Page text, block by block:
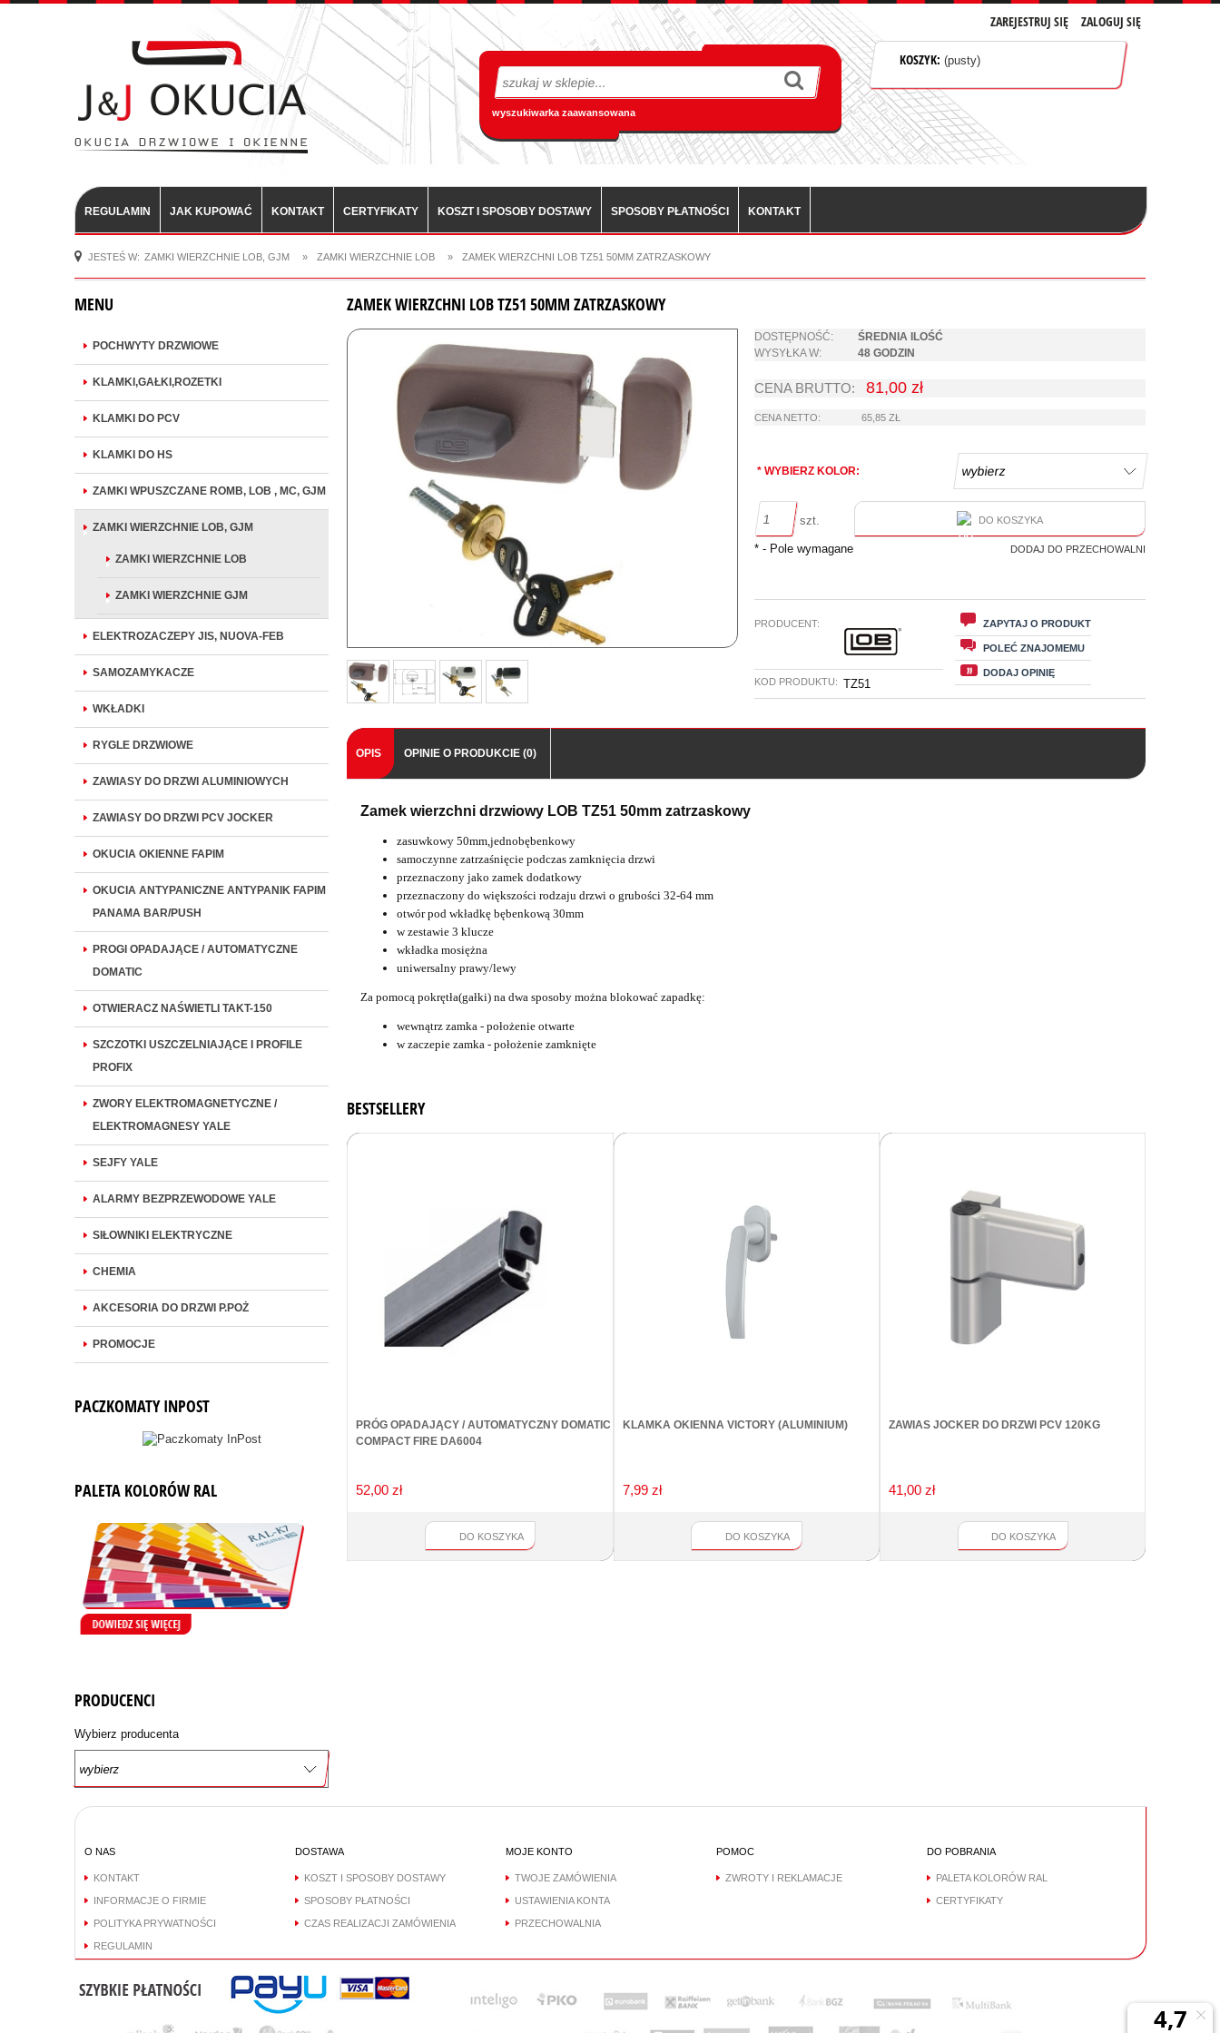
ZAREJESTRUJ SIĘ ZALOGUJ SIĘ
KOSZYK: (pusty)
wyszukiwarka zaawansowana
REGULAMIN JAK KUPOWAĆ KONTAKT CERTYFIKATY KOSZT I SPOSOBY DOSTAWY SPOSOBY PŁATNOŚCI KONTAKT
JESTEŚ W: ZAMKI WIERZCHNIE LOB, GJM » ZAMKI WIERZCHNIE LOB » ZAMEK WIERZCHNI LOB TZ51 50MM ZATRZASKOWY
MENU
POCHWYTY DRZWIOWE
KLAMKI,GAŁKI,ROZETKI
KLAMKI DO PCV
KLAMKI DO HS
ZAMKI WPUSZCZANE ROMB, LOB , MC, GJM
ZAMKI WIERZCHNIE LOB, GJM
ZAMKI WIERZCHNIE LOB
ZAMKI WIERZCHNIE GJM
ELEKTROZACZEPY JIS, NUOVA-FEB
SAMOZAMYKACZE
WKŁADKI
RYGLE DRZWIOWE
ZAWIASY DO DRZWI ALUMINIOWYCH
ZAWIASY DO DRZWI PCV JOCKER
OKUCIA OKIENNE FAPIM
OKUCIA ANTYPANICZNE ANTYPANIK FAPIM
PANAMA BAR/PUSH
PROGI OPADAJĄCE / AUTOMATYCZNE
DOMATIC
OTWIERACZ NAŚWIETLI TAKT-150
SZCZOTKI USZCZELNIAJĄCE I PROFILE
PROFIX
ZWORY ELEKTROMAGNETYCZNE /
ELEKTROMAGNESY YALE
SEJFY YALE
ALARMY BEZPRZEWODOWE YALE
SIŁOWNIKI ELEKTRYCZNE
CHEMIA
AKCESORIA DO DRZWI P.POŻ
PROMOCJE
PACZKOMATY INPOST
PALETA KOLORÓW RAL
PRODUCENCI
Wybierz producenta
ZAMEK WIERZCHNI LOB TZ51 50MM ZATRZASKOWY
DOSTĘPNOŚĆ:
ŚREDNIA ILOŚĆ
WYSYŁKA W:
48 GODZIN
CENA BRUTTO: 81,00 zł
CENA NETTO: 65,85 ZŁ
* WYBIERZ KOLOR:
szt. DO KOSZYKA
DODAJ DO PRZECHOWALNI
* - Pole wymagane
PRODUCENT:
KOD PRODUKTU: TZ51
ZAPYTAJ O PRODUKT
POLEĆ ZNAJOMEMU
DODAJ OPINIĘ
OPIS OPINIE O PRODUKCIE (0)
Zamek wierzchni drzwiowy LOB TZ51 50mm zatrzaskowy
zasuwkowy 50mm,jednobębenkowy
samoczynne zatrzaśnięcie podczas zamknięcia drzwi
przeznaczony jako zamek dodatkowy
przeznaczony do większości rodzaju drzwi o grubości 32-64 mm
otwór pod wkładkę bębenkową 30mm
w zestawie 3 klucze
wkładka mosiężna
uniwersalny prawy/lewy
Za pomocą pokrętła(gałki) na dwa sposoby można blokować zapadkę:
wewnątrz zamka - położenie otwarte
w zaczepie zamka - położenie zamknięte
BESTSELLERY
L=2000MM
21,90 zł
DO KOSZYKA
PRÓG OPADAJĄCY / AUTOMATYCZNY DOMATIC
COMPACT FIRE DA6004
52,00 zł
DO KOSZYKA
KLAMKA OKIENNA VICTORY (ALUMINIUM)
7,99 zł
DO KOSZYKA
ZAWIAS JOCKER DO DRZWI PCV 120KG
41,00 zł
DO KOSZYKA
O NAS
KONTAKT
INFORMACJE O FIRMIE
POLITYKA PRYWATNOŚCI
REGULAMIN
DOSTAWA
KOSZT I SPOSOBY DOSTAWY
SPOSOBY PŁATNOŚCI
CZAS REALIZACJI ZAMÓWIENIA
MOJE KONTO
TWOJE ZAMÓWIENIA
USTAWIENIA KONTA
PRZECHOWALNIA
POMOC
ZWROTY I REKLAMACJE
DO POBRANIA
PALETA KOLORÓW RAL
CERTYFIKATY